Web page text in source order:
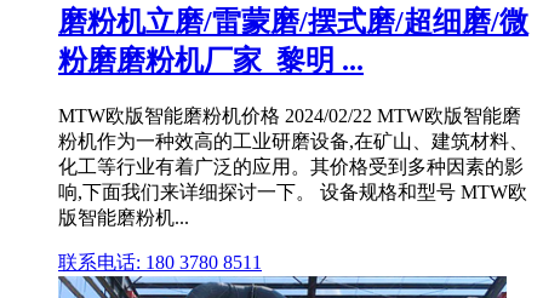
磨粉机立磨/雷蒙磨/摆式磨/超细磨/微
粉磨磨粉机厂家_黎明 ...
MTW欧版智能磨粉机价格 2024/02/22 MTW欧版智能磨
粉机作为一种效高的工业研磨设备,在矿山、建筑材料、
化工等行业有着广泛的应用。其价格受到多种因素的影
响,下面我们来详细探讨一下。 设备规格和型号 MTW欧
版智能磨粉机...
联系电话: 180 3780 8511